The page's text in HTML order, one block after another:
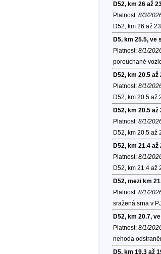
D52, km 26 až
Platnost: 8/3/
D52, km 26 až
D5, km 25.5, ve
Platnost: 8/1/
porouchané
D52, km 20.5
Platnost: 8/1/
D52, km 20.5 až
D52, km 20.5
Platnost: 8/1/
D52, km 20.5 až
D52, km 21.4
Platnost: 8/1/
D52, km 21.4 až
D52, mezi km
Platnost: 8/1/
sražená srna v
D52, km 20.7,
Platnost: 8/1/
nehoda
D5, km 19.3 až